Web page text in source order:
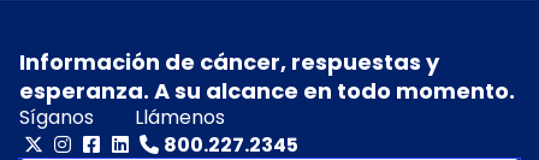
Información de cáncer, respuestas y
esperanza. A su alcance en todo momento.
Síganos
Llámenos
800.227.2345